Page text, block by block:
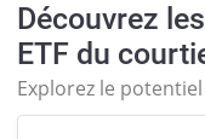
Découvrez
ETF du
Explorez le potentiel